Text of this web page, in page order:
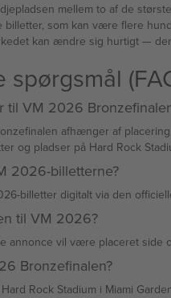
mellem to af de
billetter, som kan være flere
spørgsmål
til VM 2026
afhænger af placering,
og pladser på Hard Rock
2026-billetterne?
billetter digitalt via den
til VM 2026?
annonce vil være placeret side
Bronzefinalen?
Rock Stadium i Miami